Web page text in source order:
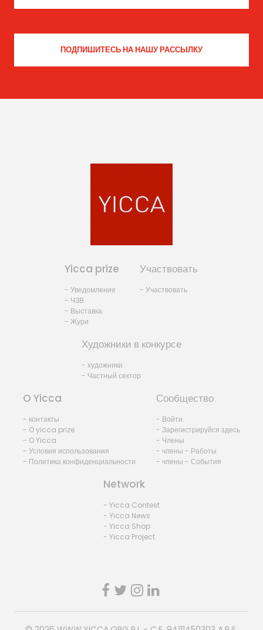
Yicca prize
- Уведомление
- ЧЗВ
- Выставка
- Жури
Участвовать
- Участвовать
Художники в конкурсе
- художники
- Частный сектор
O Yicca
- контакты
- O yicca prize
- O Yicca
- Условия использования
- Политика конфиденциальности
Сообщество
- Войти
- Зарегистрируйся здесь
- Члены
- члены - Работы
- члены - События
Network
- Yicca Contest
- Yicca News
- Yicca Shop
- Yicca Project